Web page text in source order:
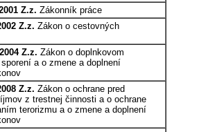
Z.z. Zákonník práce
Z.z. Zákon o cestovných
Z.z. Zákon o doplnkovom
a o zmene a doplnení
Z.z. Zákon o ochrane pred
z trestnej činnosti a o ochrane
terorizmu a o zmene a doplnení